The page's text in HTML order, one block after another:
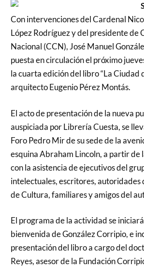
Con intervenciones del Cardenal
López Rodríguez y del presidente de
Nacional (CCN), José Manuel
puesta en circulación el próximo
la cuarta edición del libro “La Ciudad
arquitecto Eugenio Pérez Montás.
El acto de presentación de la nueva
auspiciada por Librería Cuesta, se
Foro Pedro Mir de su sede de la
esquina Abraham Lincoln, a partir de
con la asistencia de ejecutivos del
intelectuales, escritores, autoridades
de Cultura, familiares y amigos del
El programa de la actividad se
bienvenida de González Corripio, e
presentación del libro a cargo del
Reyes, asesor de la Fundación